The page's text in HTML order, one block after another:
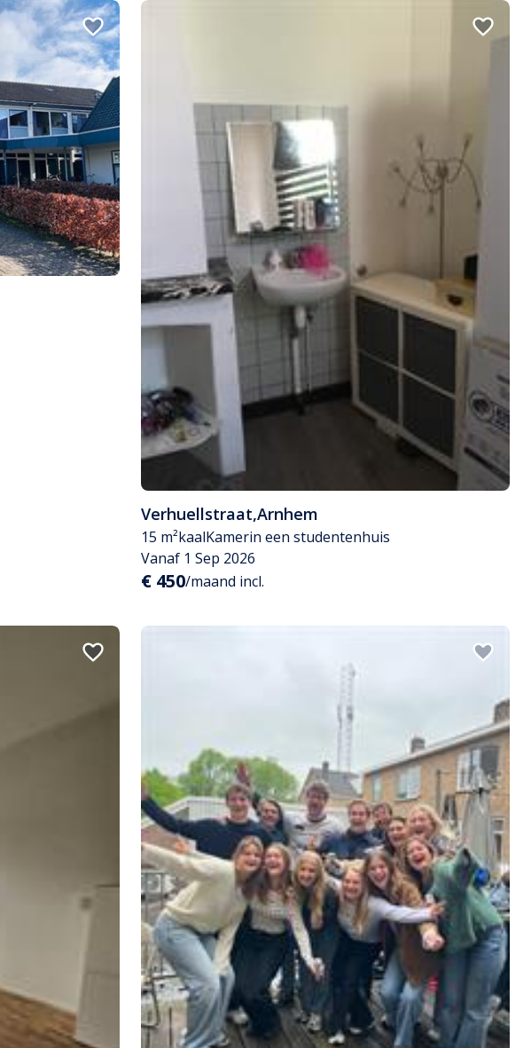
Verhuellstraat,Arnhem
15 m²kaalKamerin een studentenhuis
Vanaf 1 Sep 2026
€ 450/maand incl.